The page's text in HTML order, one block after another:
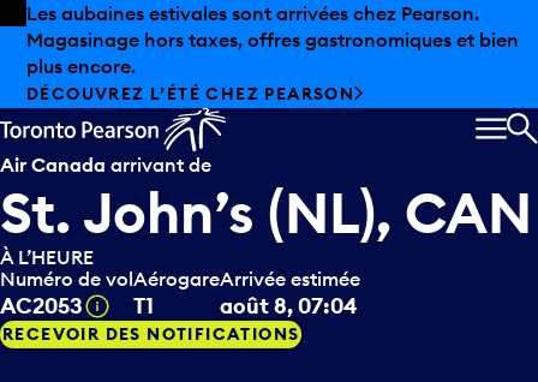
Skip to offers
Passer au contenu principal
Les aubaines estivales sont arrivées chez Pearson.
Magasinage hors taxes, offres gastronomiques et bien
plus encore.
DÉCOUVREZ L’ÉTÉ CHEZ PEARSON
Air Canada arrivant de
St. John’s (NL), CAN
À L’HEURE
Numéro de vol
AC2053 Infobulle
Aérogare
T1
Arrivée estimée
août 8, 07:04
RECEVOIR DES NOTIFICATIONS